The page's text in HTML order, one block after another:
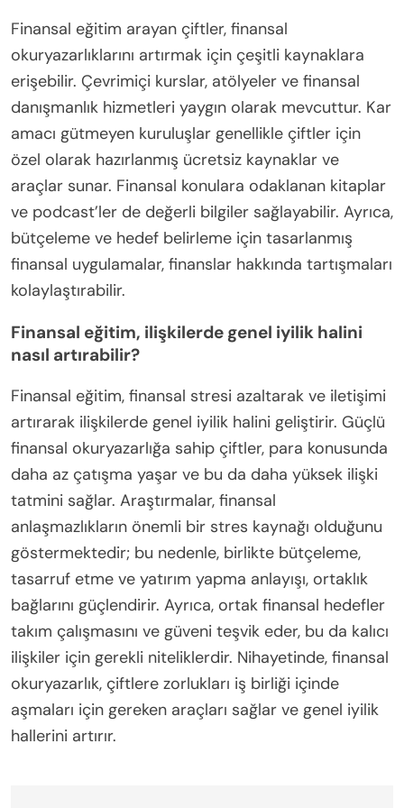
Finansal eğitim arayan çiftler, finansal
okuryazarlıklarını artırmak için çeşitli kaynaklara
erişebilir. Çevrimiçi kurslar, atölyeler ve finansal
danışmanlık hizmetleri yaygın olarak mevcuttur. Kar
amacı gütmeyen kuruluşlar genellikle çiftler için
özel olarak hazırlanmış ücretsiz kaynaklar ve
araçlar sunar. Finansal konulara odaklanan kitaplar
ve podcast’ler de değerli bilgiler sağlayabilir. Ayrıca,
bütçeleme ve hedef belirleme için tasarlanmış
finansal uygulamalar, finanslar hakkında tartışmaları
kolaylaştırabilir.
Finansal eğitim, ilişkilerde genel iyilik halini
nasıl artırabilir?
Finansal eğitim, finansal stresi azaltarak ve iletişimi
artırarak ilişkilerde genel iyilik halini geliştirir. Güçlü
finansal okuryazarlığa sahip çiftler, para konusunda
daha az çatışma yaşar ve bu da daha yüksek ilişki
tatmini sağlar. Araştırmalar, finansal
anlaşmazlıkların önemli bir stres kaynağı olduğunu
göstermektedir; bu nedenle, birlikte bütçeleme,
tasarruf etme ve yatırım yapma anlayışı, ortaklık
bağlarını güçlendirir. Ayrıca, ortak finansal hedefler
takım çalışmasını ve güveni teşvik eder, bu da kalıcı
ilişkiler için gerekli niteliklerdir. Nihayetinde, finansal
okuryazarlık, çiftlere zorlukları iş birliği içinde
aşmaları için gereken araçları sağlar ve genel iyilik
hallerini artırır.